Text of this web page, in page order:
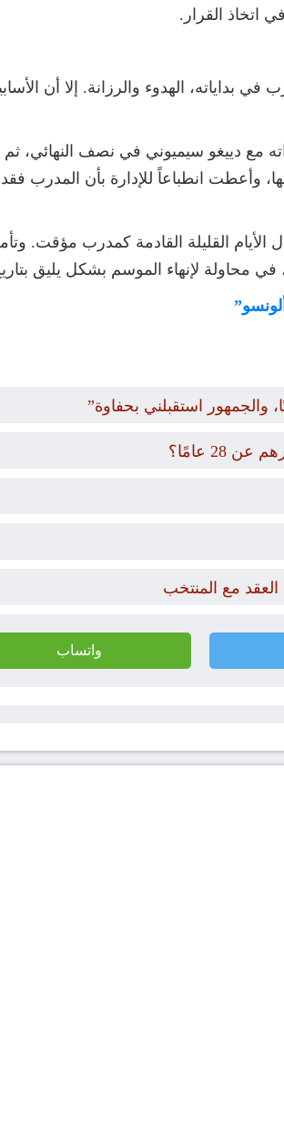
اتخاذ القرار.
الهدوء والرزانة. إلا أن
مع دييغو سيميوني في نصف النهائي،
انطباعاً للإدارة بأن المدرب فقد
القليلة القادمة كمدرب مؤقت.
في محاولة لإنهاء الموسم بشكل يليق
والجمهور استقبلني بحفاوة”
عامًا؟
مع المنتخب
واتساب